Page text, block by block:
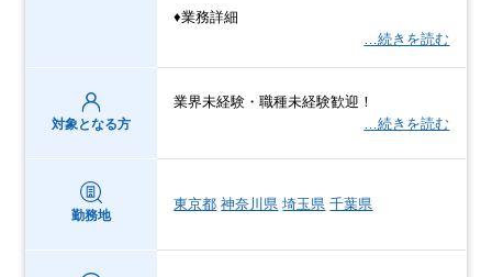
♦業務詳細
…続きを読む
対象となる方
業界未経験・職種未経験歓迎！
…続きを読む
勤務地
東京都 神奈川県 埼玉県 千葉県